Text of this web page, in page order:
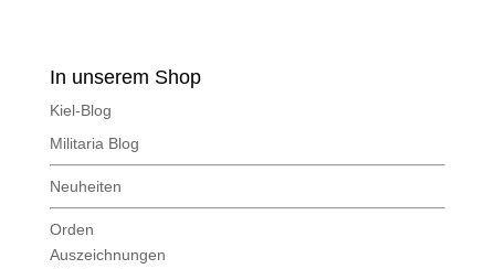
In unserem Shop
Kiel-Blog
Militaria Blog
Neuheiten
Orden
Auszeichnungen